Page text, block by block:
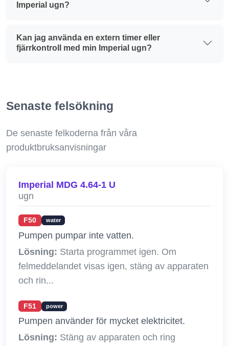
Imperial ugn?
Kan jag använda en extern timer eller
fjärrkontroll med min Imperial ugn?
Senaste felsökning
De senaste felkoderna från våra
produktbruksanvisningar
Imperial MDG 4.64-1 U
ugn
F50 water
Pumpen pumpar inte vatten.
Lösning: Starta programmet igen. Om
felmeddelandet visas igen, stäng av apparaten
och rin...
F51 power
Pumpen använder för mycket elektricitet.
Lösning: Stäng av apparaten och ring